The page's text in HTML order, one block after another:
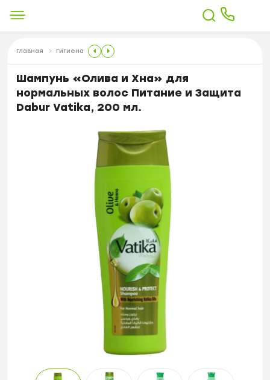
Главная Гигиена
Шампунь «Олива и Хна» для
нормальных волос Питание и Защита
Dabur Vatika, 200 мл.